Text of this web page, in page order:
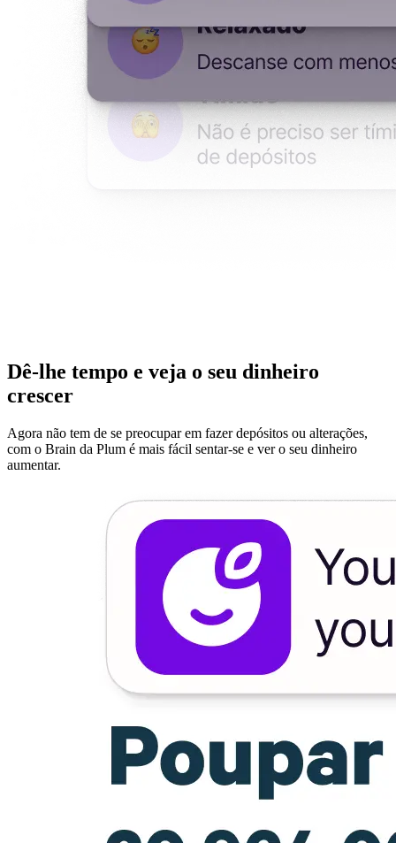
Dê-lhe tempo e veja o seu dinheiro
crescer
Agora não tem de se preocupar em fazer depósitos ou alterações,
com o Brain da Plum é mais fácil sentar-se e ver o seu dinheiro
aumentar.